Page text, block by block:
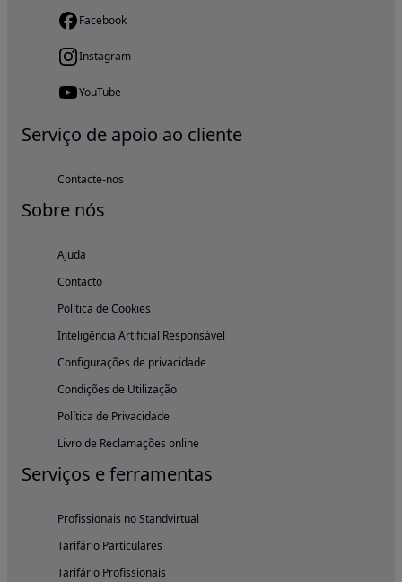
Facebook
Instagram
YouTube
Serviço de apoio ao cliente
Contacte-nos
Sobre nós
Ajuda
Contacto
Política de Cookies
Inteligência Artificial Responsável
Configurações de privacidade
Condições de Utilização
Política de Privacidade
Livro de Reclamações online
Serviços e ferramentas
Profissionais no Standvirtual
Tarifário Particulares
Tarifário Profissionais